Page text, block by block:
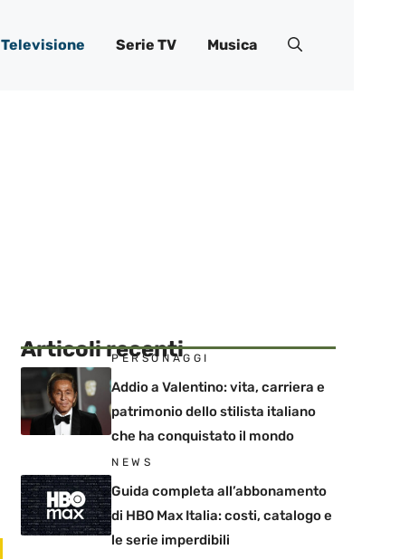
Televisione Serie TV Musica
Articoli recenti
PERSONAGGI
Addio a Valentino: vita, carriera e
patrimonio dello stilista italiano
che ha conquistato il mondo
NEWS
Guida completa all’abbonamento
di HBO Max Italia: costi, catalogo e
le serie imperdibili